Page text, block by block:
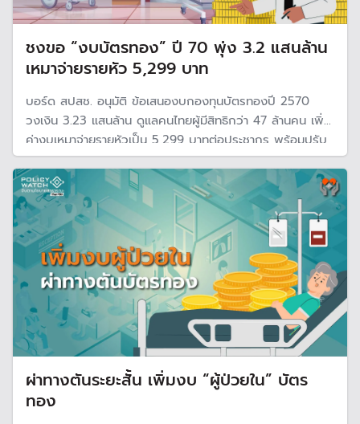
ชงขอ “งบบัตรทอง” ปี 70 พุ่ง 3.2 แสนล้าน
เหมาจ่ายรายหัว 5,299 บาท
บอร์ด สปสช. อนุมัติ ข้อเสนองบกองทุนบัตรทองปี 2570
วงเงิน 3.23 แสนล้าน ดูแลคนไทยผู้มีสิทธิกว่า 47 ล้านคน เพิ่ม
ค่างบเหมาจ่ายรายหัวเป็น 5,299 บาทต่อประชากร พร้อมปรับ
อัตรางบผู้ป่วยในเพิ่มเป็น 10,000 บาทต่อ AdjRW หวังแก้โรง
พยาบาลขาดสภาพคล่อง
ผ่าทางตันระยะสั้น เพิ่มงบ “ผู้ป่วยใน” บัตร
ทอง